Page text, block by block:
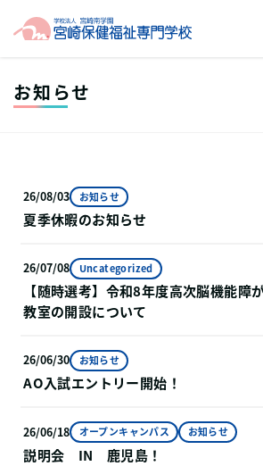
お知らせ
26/08/03 お知らせ
夏季休暇のお知らせ
26/07/08 Uncategorized
【随時選考】令和8年度⾼次脳機能障
教室の開設について
26/06/30 お知らせ
AO入試エントリー開始！
26/06/18 オープンキャンパス お知らせ
説明会 IN 鹿児島！